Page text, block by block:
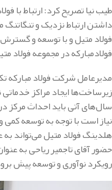
طیب نیا تصریح کرد: ارتباط با
داشتن ارتباط نزدیک و
فولاد متیل و با توسعه و گسترش
فولادمبارکه در مجموعه
زیرساخت‌ها ایجاد مراکز
سال‌های آتی باید احداث مرکز
نیاز است با توجه به توسعه کمی
هلدینگ فولاد متیل می‌تواند به
حضور آقای تاجمیر ریاحی به
رویکرد نوآوری و توسعه پیش